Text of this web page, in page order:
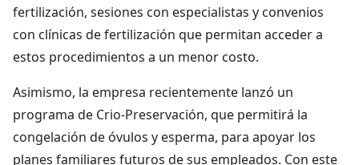
fertilización, sesiones con especialistas y convenios
con clínicas de fertilización que permitan acceder a
estos procedimientos a un menor costo.
Asimismo, la empresa recientemente lanzó un
programa de Crio-Preservación, que permitirá la
congelación de óvulos y esperma, para apoyar los
planes familiares futuros de sus empleados. Con este